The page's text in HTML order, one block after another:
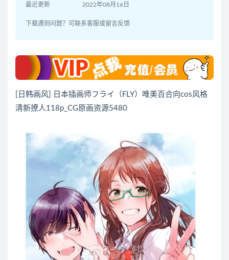
最近更新 2022年08月16日
下载遇到问题？可联系客服或留言反馈
[日韩画风] 日本插画师フライ（FLY）唯美百合向cos风格
清新撩人118p_CG原画资源5480